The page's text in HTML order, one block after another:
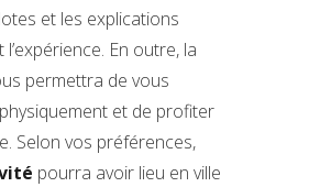
et les explications
En outre, la
permettra de vous
et de profiter
Selon vos préférences,
pourra avoir lieu en ville